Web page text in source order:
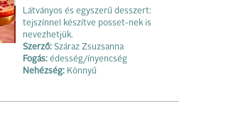
Látványos és egyszerű desszert:
tejszínnel készítve posset-nek is
nevezhetjük.
Szerző: Száraz Zsuzsanna
Fogás: édesség/ínyencség
Nehézség: Könnyű